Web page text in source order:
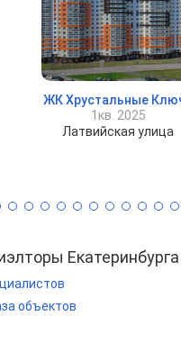
ЖК Хрустальные
1кв. 2025
Латвийская улица
Екатеринбурга
объектов